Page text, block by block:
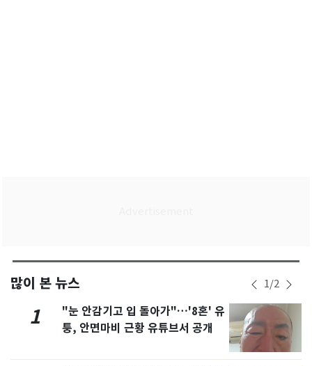
많이 본 뉴스 1/2
1
"눈 안감기고 입 돌아가"…'8혼' 유
퉁, 안면마비 근황 유튜브서 공개